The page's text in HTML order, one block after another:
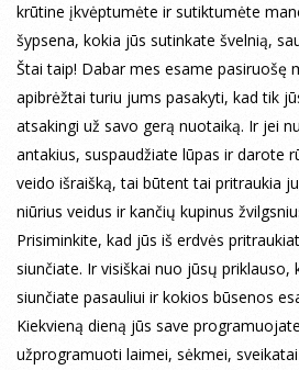
krūtine įkvėptumėte ir sutiktumėte
šypsena, kokia jūs sutinkate švelnią,
Štai taip! Dabar mes esame pasiruošę
apibrėžtai turiu jums pasakyti, kad tik
atsakingi už savo gerą nuotaiką. Ir jei
antakius, suspaudžiate lūpas ir darote
veido išraišką, tai būtent tai pritraukia
niūrius veidus ir kančių kupinus
Prisiminkite, kad jūs iš erdvės
siunčiate. Ir visiškai nuo jūsų priklauso,
siunčiate pasauliui ir kokios būsenos
Kiekvieną dieną jūs save
užprogramuoti laimei, sėkmei,